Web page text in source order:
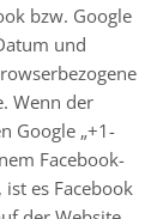
bzw. Google
und
Wenn der
Google „+1-
Facebook-
es Facebook